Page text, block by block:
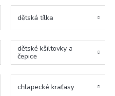
dětská tílka
dětské kšiltovky a
čepice
chlapecké kraťasy